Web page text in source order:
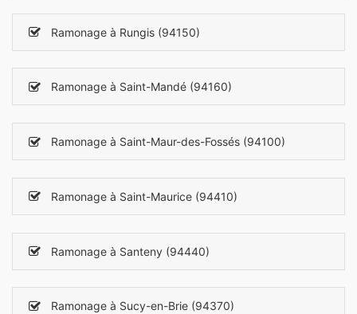
Ramonage à Rungis (94150)
Ramonage à Saint-Mandé (94160)
Ramonage à Saint-Maur-des-Fossés (94100)
Ramonage à Saint-Maurice (94410)
Ramonage à Santeny (94440)
Ramonage à Sucy-en-Brie (94370)